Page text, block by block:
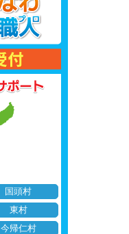
国頭村
東村
今帰仁村